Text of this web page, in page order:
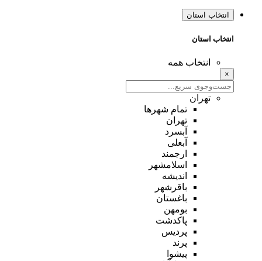
انتخاب استان
انتخاب استان
انتخاب همه
×
تهران
تمام شهر‌ها
تهران
آبسرد
آبعلی
ارجمند
اسلامشهر
اندیشه
باقرشهر
باغستان
بومهن
پاکدشت
پردیس
پرند
پیشوا